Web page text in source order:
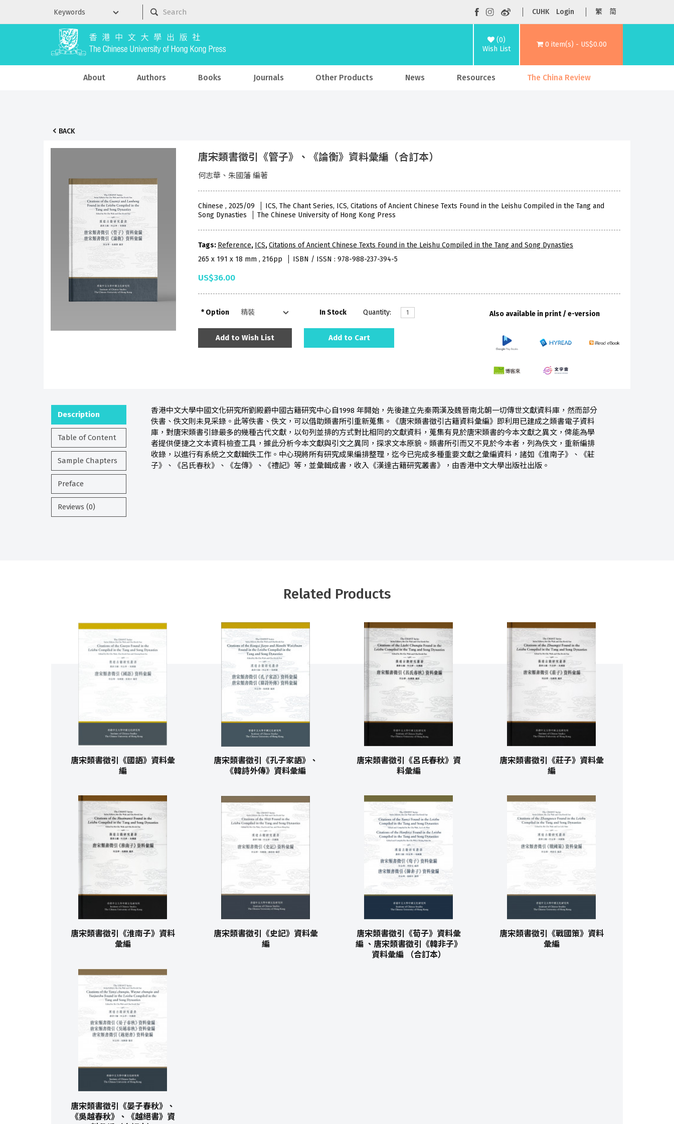
CUHK Login 繁 简
(0)
Wish List
0 item(s) - US$0.00
About Authors Books Journals Other Products News Resources The China Review
BACK
唐宋類書徵引《管子》、《論衡》資料彙編（合訂本）
何志華、朱國藩 編著
Chinese , 2025/09
ICS, The Chant Series, ICS, Citations of Ancient Chinese Texts Found in the Leishu Compiled in the Tang and
Song Dynasties
The Chinese University of Hong Kong Press
Tags: Reference, ICS,Citations of Ancient Chinese Texts Found in the Leishu Compiled in the Tang and Song Dynasties
265 x 191 x 18 mm , 216pp
ISBN / ISSN : 978-988-237-394-5
US$36.00
Option In Stock Quantity:
Add to Wish List Add to Cart
Also available in print / e-version
Description
Table of Content
Sample Chapters
Preface
Reviews (0)
香港中文大學中國文化研究所劉殿爵中國古籍研究中心自1998 年開始，先後建立先秦兩漢及魏晉南北朝一切傳世文獻資料庫，然而部分
佚書、佚文則未見采錄。此等佚書、佚文，可以借助類書所引重新蒐集。《唐宋類書徵引古籍資料彙編》即利用已建成之類書電子資料
庫，對唐宋類書引錄最多的幾種古代文獻，以句列並排的方式對比相同的文獻資料，蒐集有見於唐宋類書的今本文獻之異文，俾能為學
者提供便捷之文本資料檢查工具，據此分析今本文獻與引文之異同，探求文本原貌。類書所引而又不見於今本者，列為佚文，重新編排
收錄，以進行有系統之文獻輯佚工作。中心現將所有研究成果編排整理，迄今已完成多種重要文獻之彙編資料，諸如《淮南子》、《莊
子》、《呂氏春秋》、《左傳》、《禮記》等，並彙輯成書，收入《漢達古籍研究叢書》，由香港中文大學出版社出版。
Related Products
唐宋類書徵引《國語》資料彙
編
唐宋類書徵引《孔子家語》、
《韓詩外傳》資料彙編
唐宋類書徵引《呂氏春秋》資
料彙編
唐宋類書徵引《莊子》資料彙
編
唐宋類書徵引《淮南子》資料
彙編
唐宋類書徵引《史記》資料彙
編
唐宋類書徵引《荀子》資料彙
編 、唐宋類書徵引《韓非子》
資料彙編 （合訂本）
唐宋類書徵引《戰國策》資料
彙編
唐宋類書徵引《晏子春秋》、
《吳越春秋》、《越絕書》資